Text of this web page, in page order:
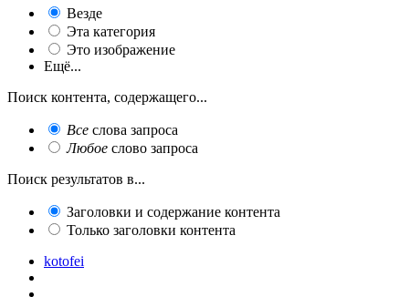
Везде
Эта категория
Это изображение
Ещё...
Поиск контента, содержащего...
Все слова запроса
Любое слово запроса
Поиск результатов в...
Заголовки и содержание контента
Только заголовки контента
kotofei